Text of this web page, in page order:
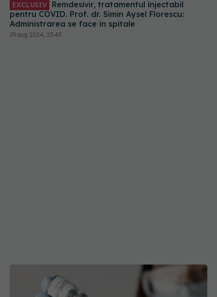
EXCLUSIV
pentru COVID. Prof. dr. Simin Aysel Florescu:
Administrarea se face în spitale
29 aug 2024, 23:43